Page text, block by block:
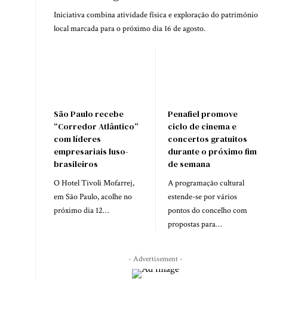
Iniciativa combina atividade física e exploração do património
local marcada para o próximo dia 16 de agosto.
São Paulo recebe
“Corredor Atlântico”
com líderes
empresariais luso-
brasileiros
O Hotel Tivoli Mofarrej,
em São Paulo, acolhe no
próximo dia 12…
Penafiel promove
ciclo de cinema e
concertos gratuitos
durante o próximo fim
de semana
A programação cultural
estende-se por vários
pontos do concelho com
propostas para…
- Advertisement -